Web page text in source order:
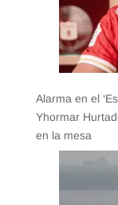
Alarma en el
Yhormar
en la mesa